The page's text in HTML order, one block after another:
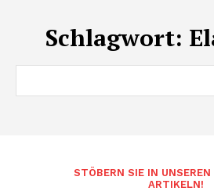
Schlagwort:
STÖBERN SIE IN UNSEREN
ARTIKELN!